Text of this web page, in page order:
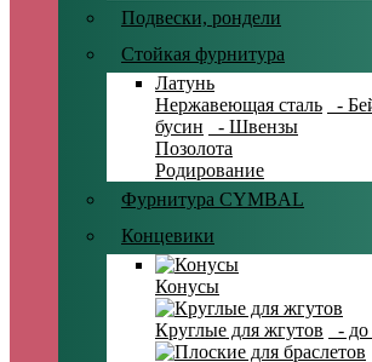
Подвески, рондели
Стойкая фурнитура
Латунь
Нержавеющая сталь
-
бусин
- Швензы
Позолота
Родирование
Фурнитура CYMBAL
Концевики
Конусы
Круглые для жгутов -